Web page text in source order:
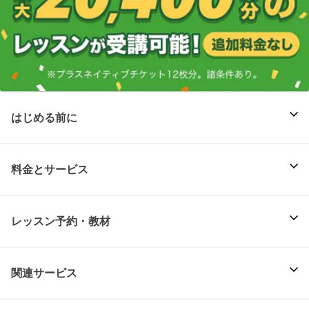
はじめる前に
料金とサービス
レッスン予約・教材
関連サービス